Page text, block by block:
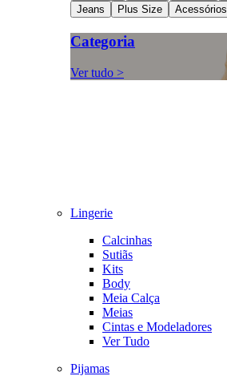
Jeans
Plus Size Acessórios
Categoria
Ver tudo >
Lingerie
Calcinhas
Sutiãs
Kits
Body
Meia Calça
Meias
Cintas e Modeladores
Ver Tudo
Pijamas